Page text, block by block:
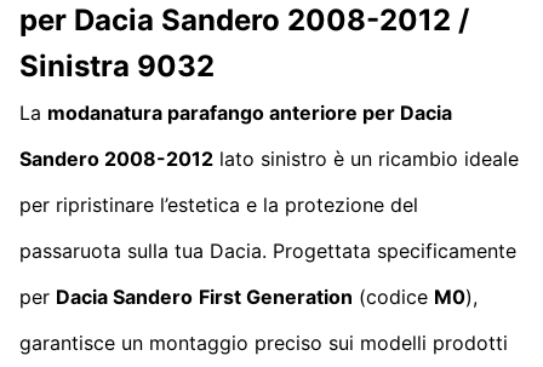
per Dacia Sandero 2008-2012 /
Sinistra 9032
La modanatura parafango anteriore per Dacia
Sandero 2008-2012 lato sinistro è un ricambio ideale
per ripristinare l’estetica e la protezione del
passaruota sulla tua Dacia. Progettata specificamente
per Dacia Sandero First Generation (codice M0),
garantisce un montaggio preciso sui modelli prodotti